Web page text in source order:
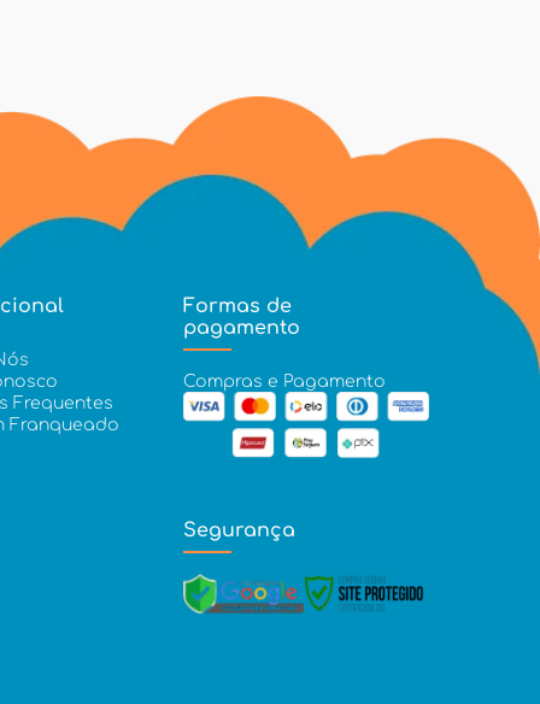
Frequentes
Franqueado
Formas de
pagamento
Compras e Pagamento
Segurança